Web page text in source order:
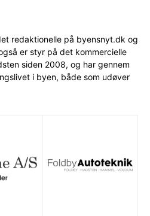
redaktionelle på byensnyt.dk og
er styr på det kommercielle
siden 2008, og har gennem
i byen, både som udøver